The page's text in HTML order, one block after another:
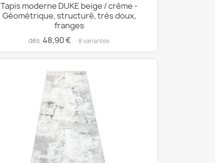
Tapis moderne DUKE beige / crème -
Géométrique, structuré, très doux,
franges
dès 48,90 € · 8 variantes